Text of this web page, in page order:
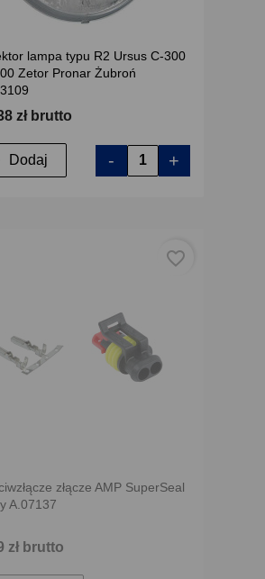
lampa typu R2 Ursus C-300
Zetor Pronar Żubroń
zł brutto
Dodaj - +
złącze AMP SuperSeal
A.07137
zł brutto
favorite_border